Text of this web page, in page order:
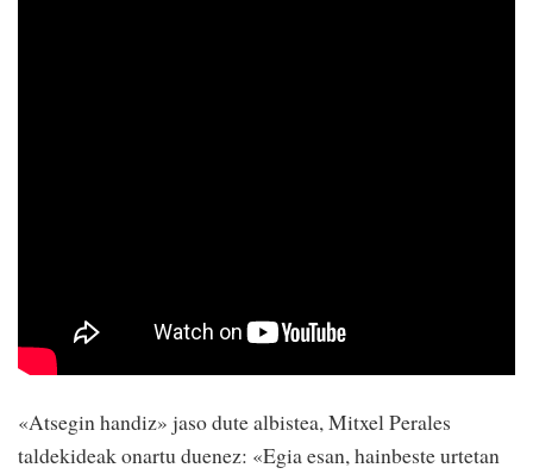
«Atsegin handiz» jaso dute albistea, Mitxel Perales
taldekideak onartu duenez: «Egia esan, hainbeste urtetan